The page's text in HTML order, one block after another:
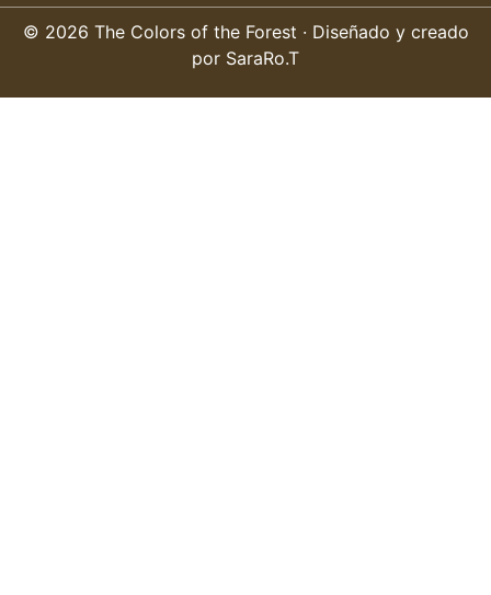
© 2026 The Colors of the Forest · Diseñado y creado
por SaraRo.T